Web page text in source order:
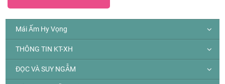
Mái Ấm Hy Vọng
THÔNG TIN KT-XH
ĐỌC VÀ SUY NGẪM